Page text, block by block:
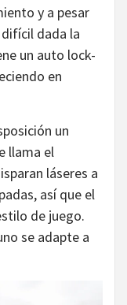
y a pesar
dada la
un auto lock-
en
un
llama el
láseres a
así que el
de juego.
se adapte a